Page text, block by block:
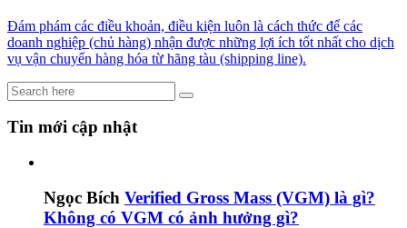
Đám phám các điều khoản, điều kiện luôn là cách thức để các
doanh nghiệp (chủ hàng) nhận được những lợi ích tốt nhất cho dịch
vụ vận chuyển hàng hóa từ hãng tàu (shipping line).
Tin mới cập nhật
Ngọc Bích Verified Gross Mass (VGM) là gì?
Không có VGM có ảnh hưởng gì?